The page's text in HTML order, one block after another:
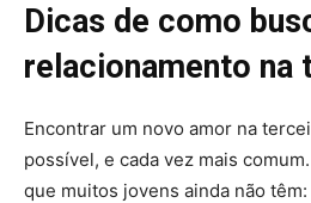
Dicas de como
relacionamento na
Encontrar um novo amor na
possível, e cada vez mais
que muitos jovens ainda não